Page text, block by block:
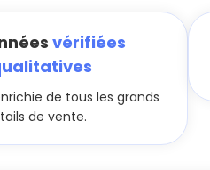
vérifiées
de tous les grands
de vente.